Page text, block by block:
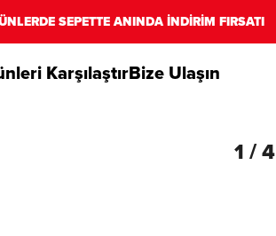
SEPETTE ANINDA İNDİRİM FIRSATI
KarşılaştırBize Ulaşın
1 /4